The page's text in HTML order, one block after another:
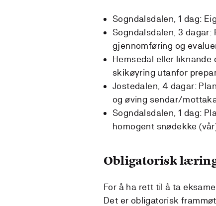
Sogndalsdalen, 1 dag:
Sogndalsdalen, 3
gjennomføring og
Hemsedal eller liknande
skikøyring utanfor
Jostedalen, 4 dagar:
og øving sendar/
Sogndalsdalen, 1 dag:
homogent snødekke
Obligatorisk
For å ha rett til å ta
Det er obligatorisk